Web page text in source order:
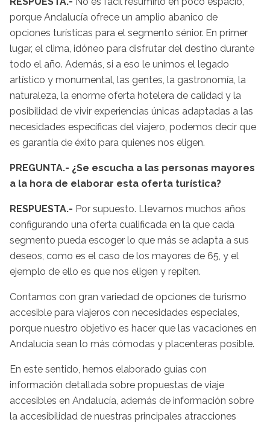
porque Andalucía ofrece un amplio abanico de
opciones turísticas para el segmento sénior. En primer
lugar, el clima, idóneo para disfrutar del destino durante
todo el año. Además, si a eso le unimos el legado
artístico y monumental, las gentes, la gastronomía, la
naturaleza, la enorme oferta hotelera de calidad y la
posibilidad de vivir experiencias únicas adaptadas a las
necesidades específicas del viajero, podemos decir que
es garantía de éxito para quienes nos eligen.
PREGUNTA.- ¿Se escucha a las personas mayores
a la hora de elaborar esta oferta turística?
RESPUESTA.- Por supuesto. Llevamos muchos años
configurando una oferta cualificada en la que cada
segmento pueda escoger lo que más se adapta a sus
deseos, como es el caso de los mayores de 65, y el
ejemplo de ello es que nos eligen y repiten.
Contamos con gran variedad de opciones de turismo
accesible para viajeros con necesidades especiales,
porque nuestro objetivo es hacer que las vacaciones en
Andalucía sean lo más cómodas y placenteras posible.
En este sentido, hemos elaborado guías con
información detallada sobre propuestas de viaje
accesibles en Andalucía, además de información sobre
la accesibilidad de nuestras principales atracciones